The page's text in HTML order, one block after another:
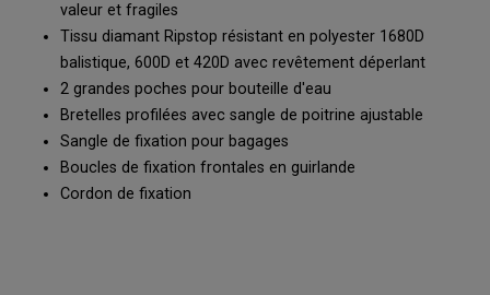
valeur et fragiles
Tissu diamant Ripstop résistant en polyester 1680D
balistique, 600D et 420D avec revêtement déperlant
2 grandes poches pour bouteille d'eau
Bretelles profilées avec sangle de poitrine ajustable
Sangle de fixation pour bagages
Boucles de fixation frontales en guirlande
Cordon de fixation